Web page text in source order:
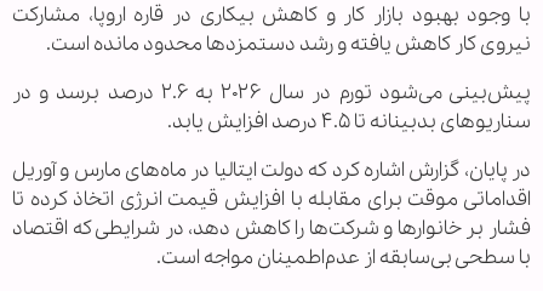
با وجود بهبود بازار کار و کاهش بیکاری در قاره اروپا، مشارکت
نیروی کار کاهش یافته و رشد دستمزدها محدود مانده است.
پیش‌بینی می‌شود تورم در سال ۲۰۲۶ به ۲.۶ درصد برسد و در
سناریوهای بدبینانه تا ۴.۵ درصد افزایش یابد.
در پایان، گزارش اشاره کرد که دولت ایتالیا در ماه‌های مارس و آوریل
اقداماتی موقت برای مقابله با افزایش قیمت انرژی اتخاذ کرده تا
فشار بر خانوارها و شرکت‌ها را کاهش دهد، در شرایطی که اقتصاد
با سطحی بی‌سابقه از عدم‌اطمینان مواجه است.